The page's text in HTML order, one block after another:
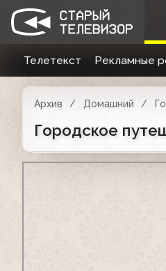
Телетекст Рекламные
Архив Домашний
Городское